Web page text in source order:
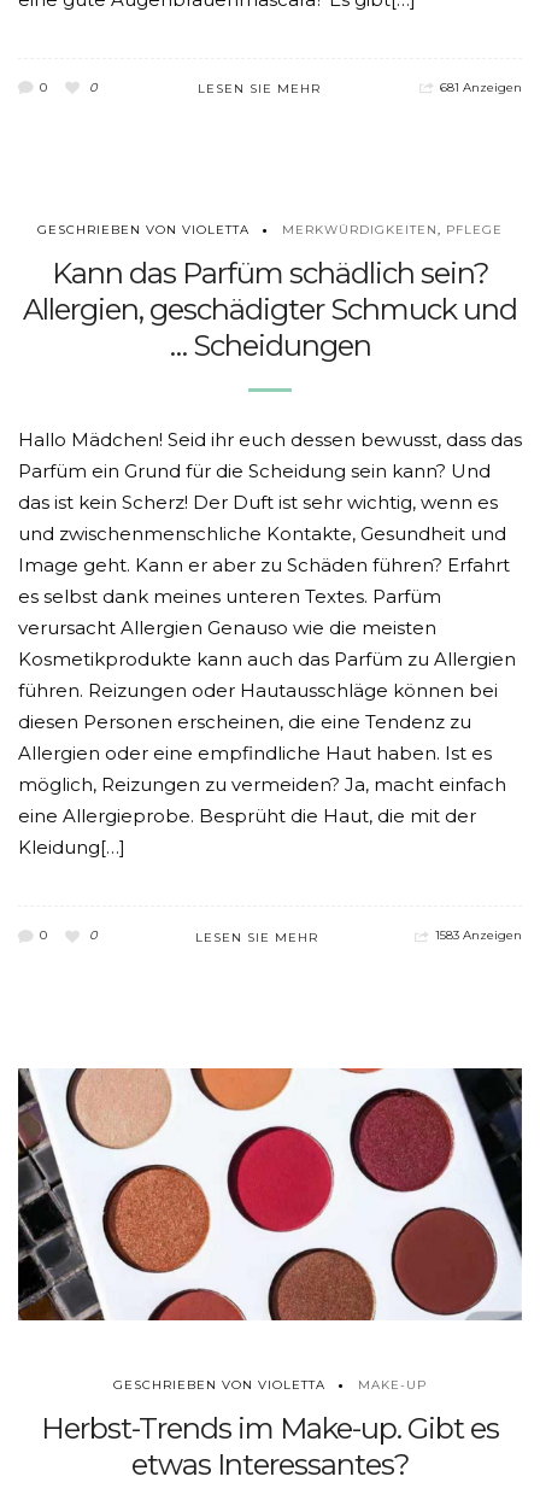
0 0 LESEN SIE MEHR 681 Anzeigen
GESCHRIEBEN VON VIOLETTA MERKWÜRDIGKEITEN, PFLEGE
Kann das Parfüm schädlich sein?
Allergien, geschädigter Schmuck und
… Scheidungen
Hallo Mädchen! Seid ihr euch dessen bewusst, dass das
Parfüm ein Grund für die Scheidung sein kann? Und
das ist kein Scherz! Der Duft ist sehr wichtig, wenn es
und zwischenmenschliche Kontakte, Gesundheit und
Image geht. Kann er aber zu Schäden führen? Erfahrt
es selbst dank meines unteren Textes. Parfüm
verursacht Allergien Genauso wie die meisten
Kosmetikprodukte kann auch das Parfüm zu Allergien
führen. Reizungen oder Hautausschläge können bei
diesen Personen erscheinen, die eine Tendenz zu
Allergien oder eine empfindliche Haut haben. Ist es
möglich, Reizungen zu vermeiden? Ja, macht einfach
eine Allergieprobe. Besprüht die Haut, die mit der
Kleidung[…]
0 0 LESEN SIE MEHR 1583 Anzeigen
GESCHRIEBEN VON VIOLETTA MAKE-UP
Herbst-Trends im Make-up. Gibt es
etwas Interessantes?